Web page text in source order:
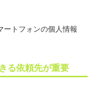
ートフォンの個人情報
る依頼先が重要